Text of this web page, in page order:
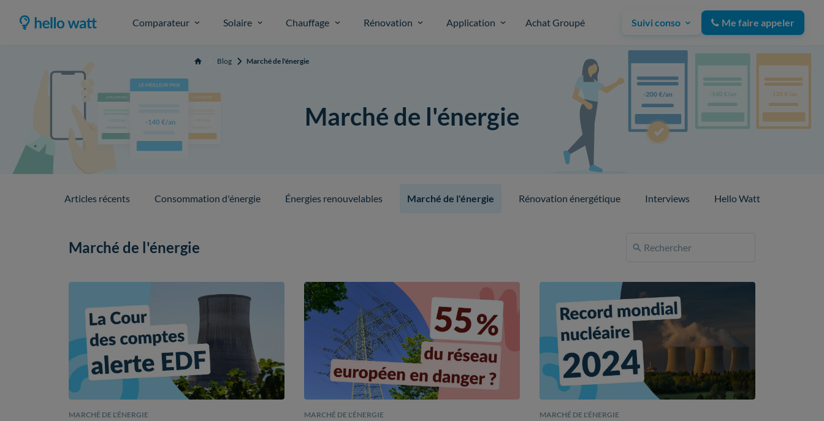
Comparateur Solaire Chauffage Rénovation Application Achat Groupé Suivi conso Me faire appeler
Accueil Blog Marché de l'énergie
Marché de l'énergie
Articles récents Consommation d'énergie Énergies renouvelables Marché de l'énergie Rénovation énergétique Interviews Hello Watt
Marché de l'énergie
MARCHÉ DE L'ÉNERGIE MARCHÉ DE L'ÉNERGIE MARCHÉ DE L'ÉNERGIE